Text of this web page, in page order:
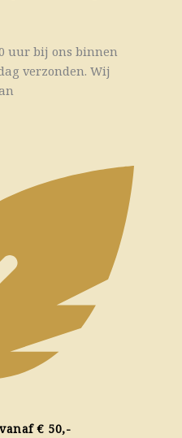
uur bij ons binnen
verzonden. Wij
€ 50,-